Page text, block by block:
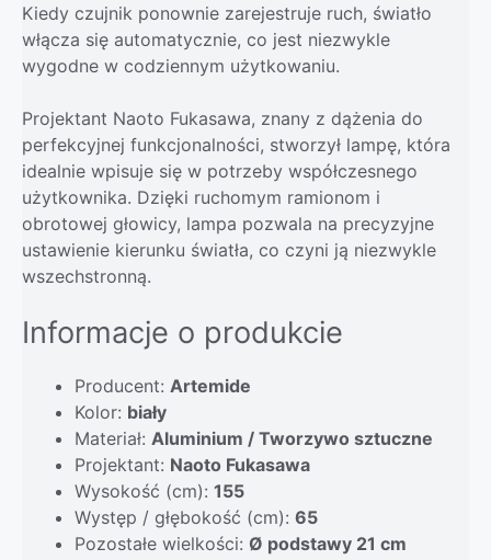
Kiedy czujnik ponownie zarejestruje ruch, światło
włącza się automatycznie, co jest niezwykle
wygodne w codziennym użytkowaniu.
Projektant Naoto Fukasawa, znany z dążenia do
perfekcyjnej funkcjonalności, stworzył lampę, która
idealnie wpisuje się w potrzeby współczesnego
użytkownika. Dzięki ruchomym ramionom i
obrotowej głowicy, lampa pozwala na precyzyjne
ustawienie kierunku światła, co czyni ją niezwykle
wszechstronną.
Informacje o produkcie
Producent: Artemide
Kolor: biały
Materiał: Aluminium / Tworzywo sztuczne
Projektant: Naoto Fukasawa
Wysokość (cm): 155
Występ / głębokość (cm): 65
Pozostałe wielkości: Ø podstawy 21 cm